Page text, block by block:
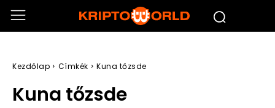
Kezdőlap Címkék Kuna tőzsde
Kuna tőzsde